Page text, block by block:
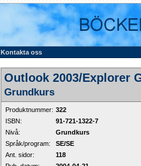
Kontakta oss
Outlook 2003/Explorer
Grundkurs
Produktnummer: 322
ISBN:
91-721-1322-7
Nivå:
Grundkurs
Språk/program:
SE/SE
Ant. sidor:
118